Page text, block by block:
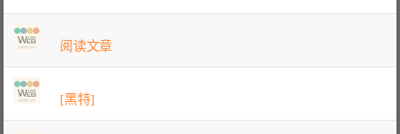
阅读文章
[黑特]